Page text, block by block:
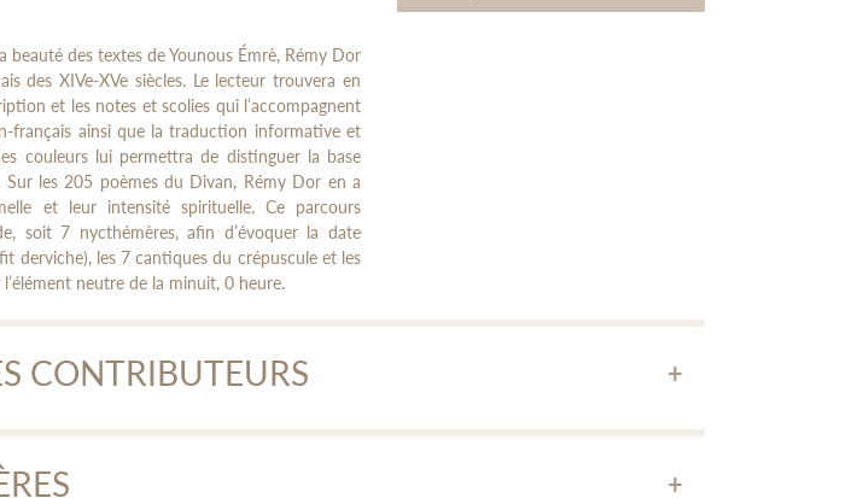
beauté des textes de Younous Émrè, Rémy Dor
des XIVe-XVe siècles. Le lecteur trouvera en
et les notes et scolies qui l’accompagnent
français ainsi que la traduction informative et
couleurs lui permettra de distinguer la base
les 205 poèmes du Divan, Rémy Dor en a
et leur intensité spirituelle. Ce parcours
soit 7 nycthémères, afin d’évoquer la date
derviche), les 7 cantiques du crépuscule et les
neutre de la minuit, 0 heure.
CONTRIBUTEURS